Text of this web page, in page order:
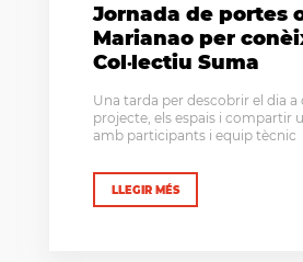
Jornada de portes
Marianao per
Col·lectiu Suma
Una tarda per descobrir el dia a
projecte, els espais i compartir
amb participants i equip tècnic
LLEGIR MÉS